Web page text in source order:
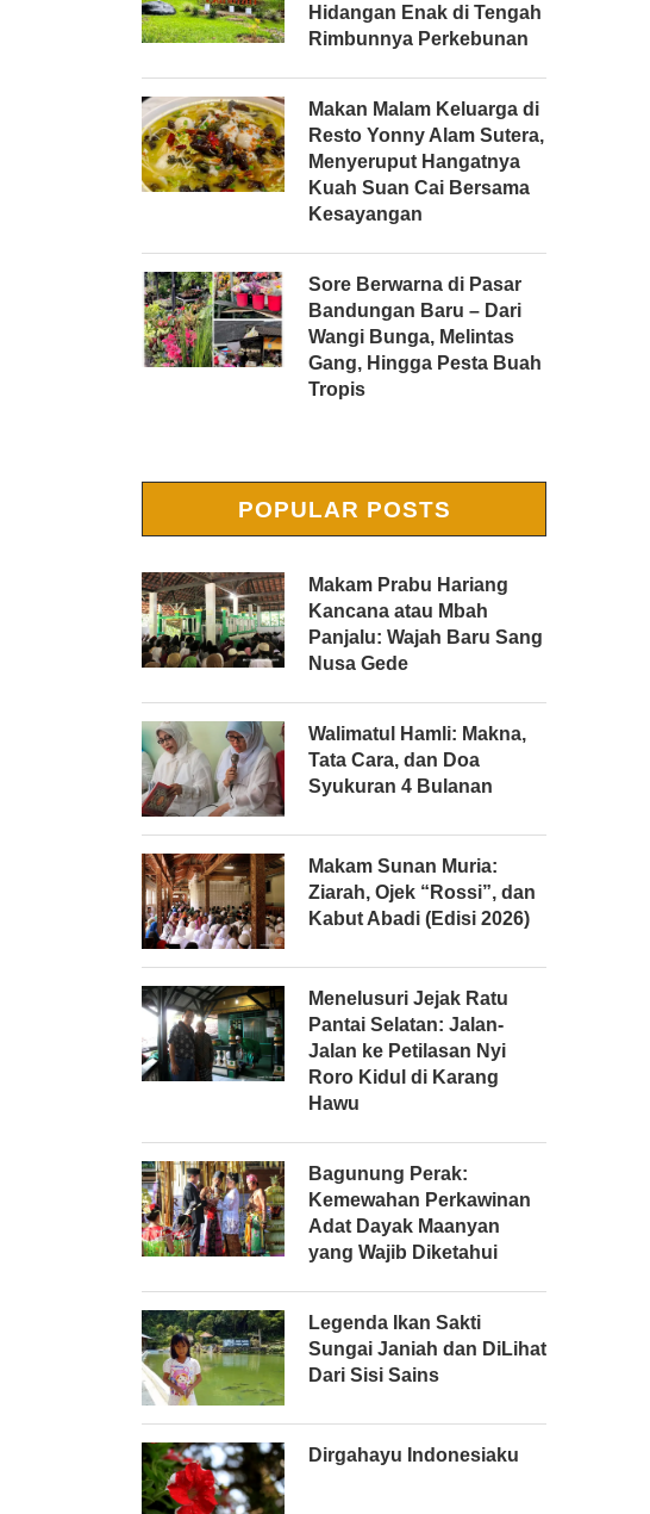
Hidangan Enak di Tengah
Rimbunnya Perkebunan
Makan Malam Keluarga di
Resto Yonny Alam Sutera,
Menyeruput Hangatnya
Kuah Suan Cai Bersama
Kesayangan
Sore Berwarna di Pasar
Bandungan Baru – Dari
Wangi Bunga, Melintas
Gang, Hingga Pesta Buah
Tropis
POPULAR POSTS
Makam Prabu Hariang
Kancana atau Mbah
Panjalu: Wajah Baru Sang
Nusa Gede
Walimatul Hamli: Makna,
Tata Cara, dan Doa
Syukuran 4 Bulanan
Makam Sunan Muria:
Ziarah, Ojek “Rossi”, dan
Kabut Abadi (Edisi 2026)
Menelusuri Jejak Ratu
Pantai Selatan: Jalan-
Jalan ke Petilasan Nyi
Roro Kidul di Karang
Hawu
Bagunung Perak:
Kemewahan Perkawinan
Adat Dayak Maanyan
yang Wajib Diketahui
Legenda Ikan Sakti
Sungai Janiah dan DiLihat
Dari Sisi Sains
Dirgahayu Indonesiaku